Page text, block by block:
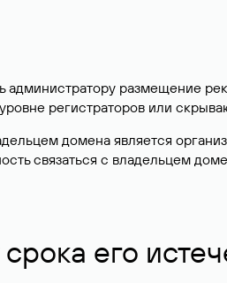
администратору размещение
регистраторов или
домена является
связаться с владельцем
его